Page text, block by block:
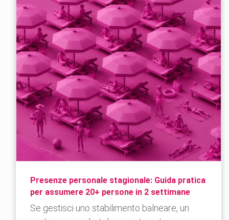
Presenze personale stagionale: Guida pratica
per assumere 20+ persone in 2 settimane
Se gestisci uno stabilimento balneare, un